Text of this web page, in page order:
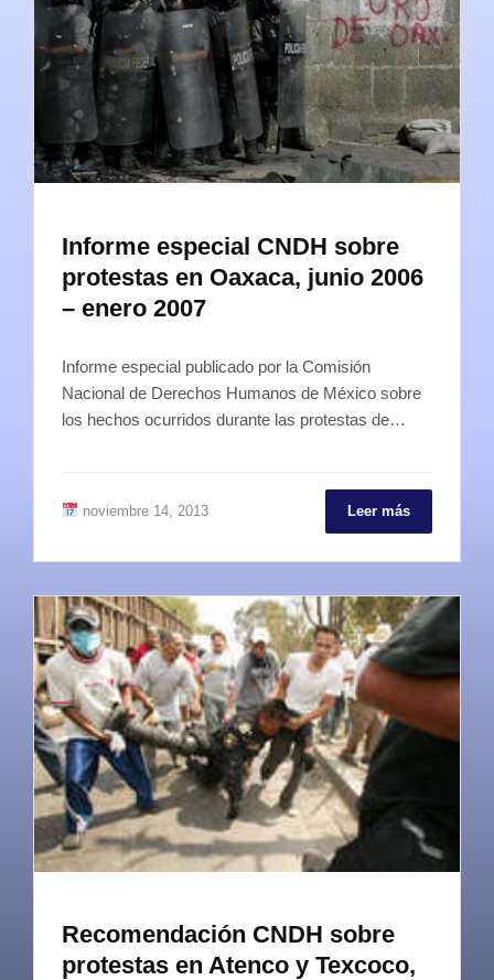
Informe especial CNDH sobre
protestas en Oaxaca, junio 2006
– enero 2007
Informe especial publicado por la Comisión
Nacional de Derechos Humanos de México sobre
los hechos ocurridos durante las protestas de…
noviembre 14, 2013 Leer más
Recomendación CNDH sobre
protestas en Atenco y Texcoco,